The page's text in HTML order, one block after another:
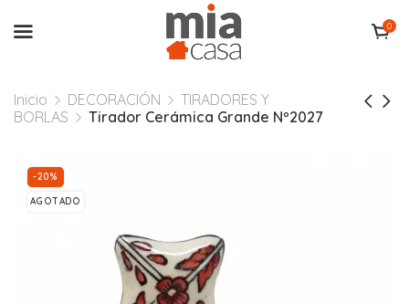
0
Inicio DECORACIÓN
TIRADORES Y
BORLAS
Tirador Cerámica Grande Nº2027
-20%
AGOTADO